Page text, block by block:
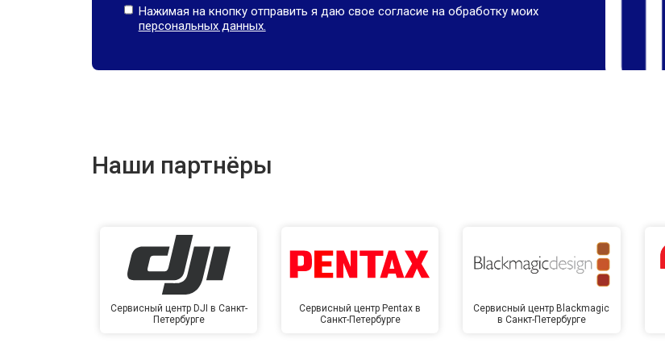
Нажимая на кнопку отправить я даю свое согласие на обработку моих
персональных данных.
Наши партнёры
Сервисный центр DJI в Санкт-
Петербурге
Сервисный центр Pentax в
Санкт-Петербурге
Сервисный центр Blackmagic
в Санкт-Петербурге